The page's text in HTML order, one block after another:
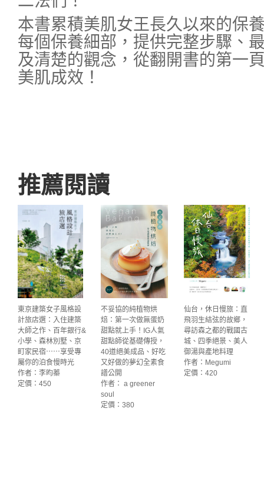
本書累積美肌女王長久以來的保
每個保養細部，提供完整步驟、
及清楚的觀念，從翻開書的第一
美肌成效！
推薦閱讀
東京建築女子風格設
計旅店選：入住建築
大師之作、百年銀行&
小學、森林別墅、京
町家民宿⋯⋯享受專
屬你的泊食慢時光
作者：李昀蓁
定價：450
不妥協的純植物烘
焙：第一次做無蛋奶
甜點就上手！IG人氣
甜點師從基礎傳授，
40道絕美成品、好吃
又好做的夢幻全素食
譜公開
作者： a greener
soul
定價：380
仙台，休日慢旅：直
飛羽生結弦的故鄉，
尋訪森之都的戰國古
城、四季絕景、美人
御湯與產地料理
作者：Megumi
定價：420